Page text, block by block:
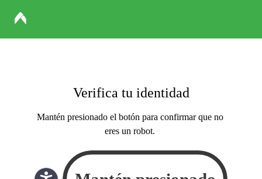
Verifica tu identidad
Mantén presionado el botón para confirmar que no
eres un robot.